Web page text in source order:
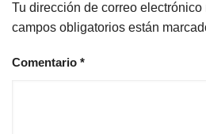
Tu dirección de correo
campos obligatorios están
Comentario *